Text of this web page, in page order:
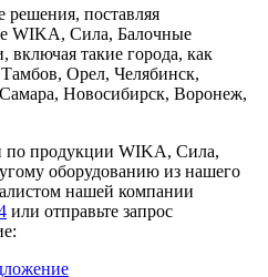
поставляя
WIKA, Сила, Балочные
включая такие города, как
Орел, Челябинск,
Новосибирск, Воронеж,
по продукции WIKA, Сила,
оборудованию из нашего
нашей компании
или отправьте запрос